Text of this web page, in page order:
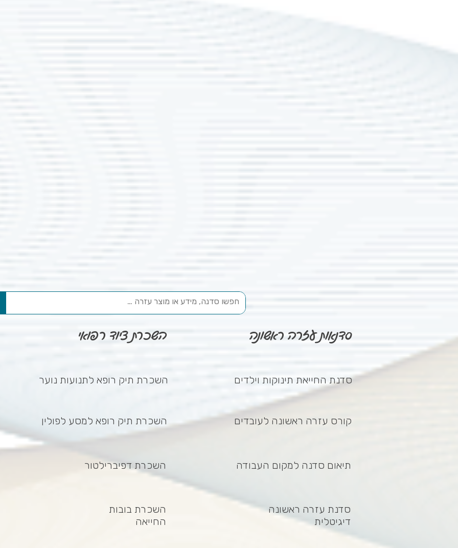
השכרת ציוד רפואי
השכרת תיק רופא לתנועות נוער
השכרת תיק רופא למסע לפולין
השכרת דפיברילטור
השכרת בובות
החייאה
סדנאות עזרה ראשונה
סדנת החייאת תינוקות וילדים
קורס עזרה ראשונה לעובדים
תיאום סדנה למקום העבודה
סדנת עזרה ראשונה
דיגיטלית